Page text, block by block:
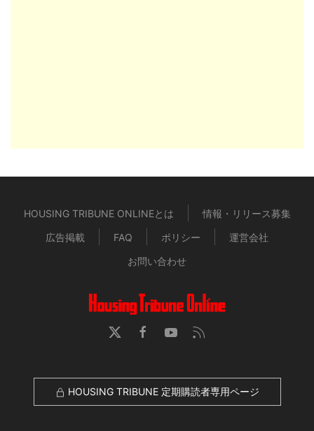
HOUSING TRIBUNE ONLINEとは
情報・リリース募集
広告掲載
FAQ ポリシー
運営会社
お問い合わせ
HOUSING TRIBUNE 定期購読者専用ページ